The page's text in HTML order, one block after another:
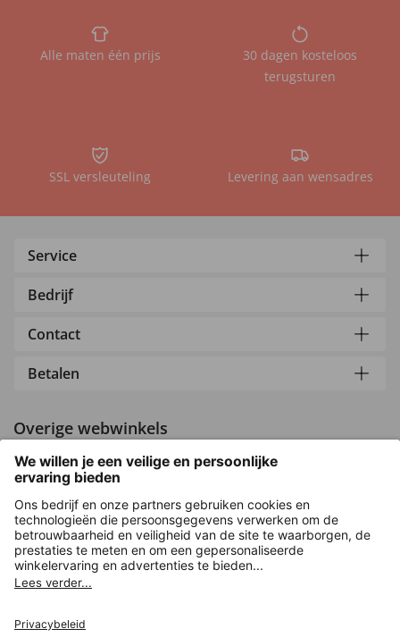
Alle maten één prijs
30 dagen kosteloos
terugsturen
SSL versleuteling Levering aan wensadres
Service
Bedrijf
Contact
Betalen
Overige webwinkels
Nederland
Versleuteling met